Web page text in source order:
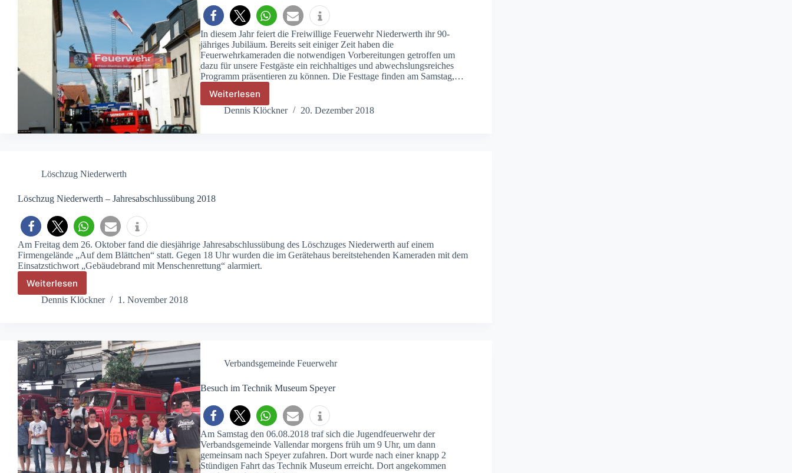
In diesem Jahr feiert die Freiwillige Feuerwehr Niederwerth ihr 90-
jähriges Jubiläum. Bereits seit einiger Zeit haben die
Feuerwehrkameraden die notwendigen Vorbereitungen getroffen um
dazu für unsere Festgäste ein reichhaltiges und abwechslungsreiches
Programm präsentieren zu können. Die Festtage finden am Samstag,…
Weiterlesen
Wir
wollen
Dennis Klöckner 20. Dezember 2018
Löschzug Niederwerth
Löschzug Niederwerth – Jahresabschlussübung 2018
Am Freitag dem 26. Oktober fand die diesjährige Jahresabschlussübung des Löschzuges Niederwerth auf einem
Firmengelände „Auf dem Blättchen“ statt. Gegen 18 Uhr wurden die im Gerätehaus bereitstehenden Kameraden mit dem
Einsatzstichwort „Gebäudebrand mit Menschenrettung“ alarmiert.
Weiterlesen
Löschzug
Niederwerth
Dennis Klöckner 1. November 2018
Verbandsgemeinde Feuerwehr
Besuch im Technik Museum Speyer
Am Samstag den 06.08.2018 traf sich die Jugendfeuerwehr der
Verbandsgemeinde Vallendar morgens früh um 9 Uhr, um dann
gemeinsam nach Speyer zufahren. Dort wurde nach einer knapp 2
Stündigen Fahrt das Technik Museum erreicht. Dort angekommen